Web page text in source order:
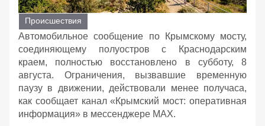
Происшествия
Автомобильное сообщение по Крымскому мосту,
соединяющему полуостров с Краснодарским
краем, полностью восстановлено в субботу, 8
августа. Ограничения, вызвавшие временную
паузу в движении, действовали менее получаса,
как сообщает канал «Крымский мост: оперативная
информация» в мессенджере MAX.